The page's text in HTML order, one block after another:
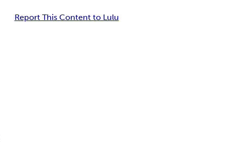
Report This Content to Lulu